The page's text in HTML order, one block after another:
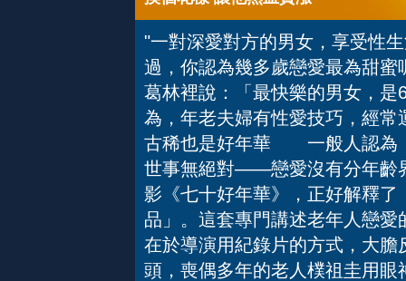
"一對深愛對方的男女，享受性
過，你認為幾多歲戀愛最為甜
葛林裡說：「最快樂的男女，
為，年老夫婦有性愛技巧，經
古稀也是好年華 一般人認為
世事無絕對——戀愛沒有分年
影《七十好年華》，正好解釋
品」。這套專門講述老年人戀
在於導演用紀錄片的方式，大
頭，喪偶多年的老人樸祖圭用